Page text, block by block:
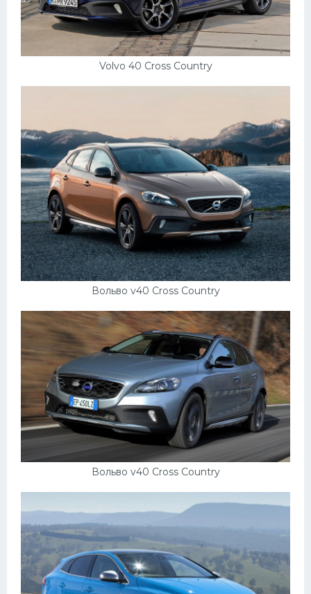
Volvo 40 Cross Country
Вольво v40 Cross Country
Вольво v40 Cross Country